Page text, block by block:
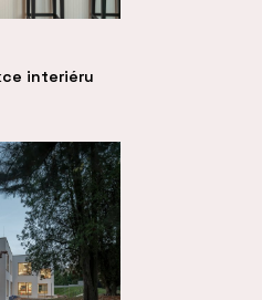
interiéru